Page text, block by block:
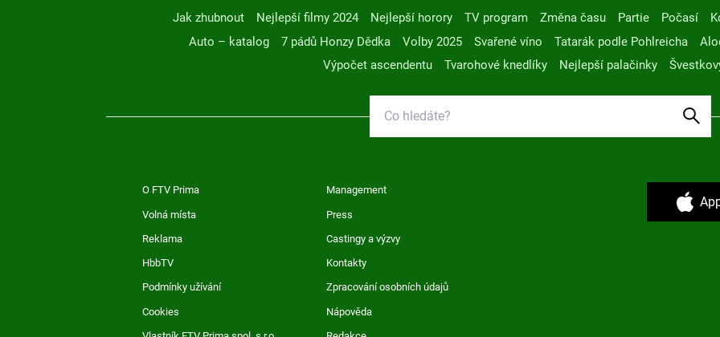
Jak zhubnout Nejlepší filmy 2024 Nejlepší horory TV program Změna času Partie Počasí
Auto – katalog
7 pádů Honzy Dědka Volby 2025 Svařené víno Tatarák podle Pohlreicha
Výpočet ascendentu
Tvarohové knedlíky Nejlepší palačinky
O FTV Prima Management
Volná místa Press
Reklama Castingy a výzvy
HbbTV Kontakty
Podmínky užívání Zpracování osobních údajů
Cookies Nápověda